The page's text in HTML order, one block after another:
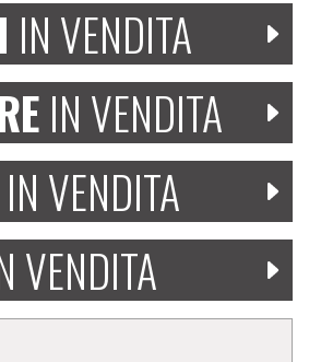
IN VENDITA
IN VENDITA
IN VENDITA
VENDITA